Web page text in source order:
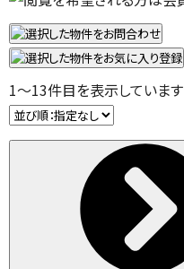
1～13件目を表示しています